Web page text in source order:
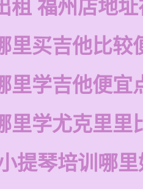
租 福州店地
里买吉他比较
里学吉他便宜
里学尤克里里
提琴培训哪里